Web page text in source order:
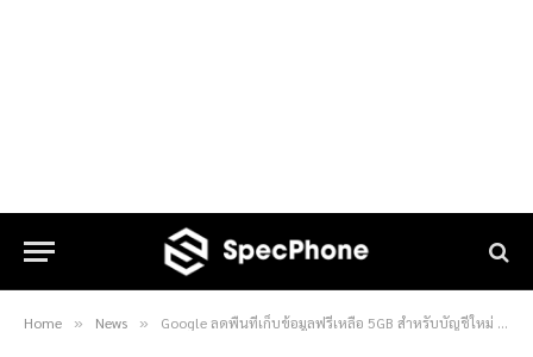
Home » News » Google ลดพื้นที่เก็บข้อมูลฟรีเหลือ 5GB สำหรับบัญชีใหม่ ต้องยืนยันเบอร์โทรศัพท์ก่อนถึงจะได้ 15GB